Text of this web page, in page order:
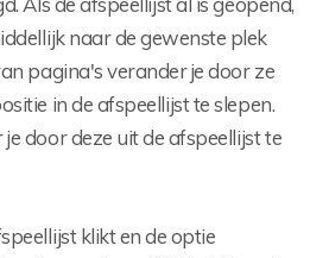
naar de gewenste plek
pagina's verander je door ze
in de afspeellijst te slepen.
door deze uit de afspeellijst te
klikt en de optie